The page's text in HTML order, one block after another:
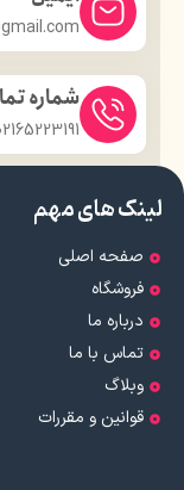
شماره
لینک های مهم
صفحه اصلی
فروشگاه
درباره ما
تماس با ما
وبلاگ
قوانین و مقررات